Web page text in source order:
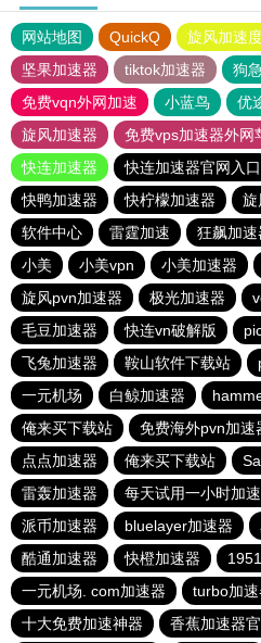
网站地图 QuickQ 旋风加速
坚果加速器
tiktok加速器
狗
免费vqn外网加速
小蓝鸟 优
旋风加速器
免费vps加速器外网
快连加速器
快连加速器官网入口
快鸭加速器
快柠檬加速器 旋
软件中心
雷霆加速 狂飙加速
小美
小美vpn 小美加速器
旋风pvn加速器
极光加速器
毛豆加速器
快连vn破解版
飞兔加速器
鞍山软件下载站
一元机场
白鲸加速器
俺来买下载站
免费海外pvn加速
点点加速器
俺来买下载站
雷轰加速器
每天试用一小时加
派币加速器
bluelayer加速器
酷通加速器
快橙加速器
一元机场. com加速器
turbo加速
十大免费加速神器
香蕉加速器